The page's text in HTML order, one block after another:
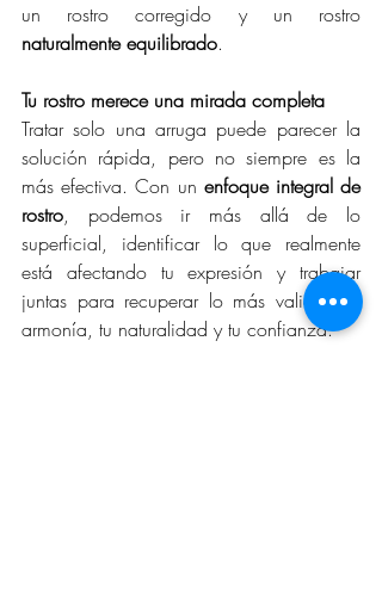
naturalmente equilibrado.
Tu rostro merece una mirada completa
Tratar solo una arruga puede parecer la
solución rápida, pero no siempre es la
más efectiva. Con un enfoque integral de
rostro, podemos ir más allá de lo
superficial, identificar lo que realmente
está afectando tu expresión y trabajar
juntas para recuperar lo más valioso: tu
armonía, tu naturalidad y tu confianza.